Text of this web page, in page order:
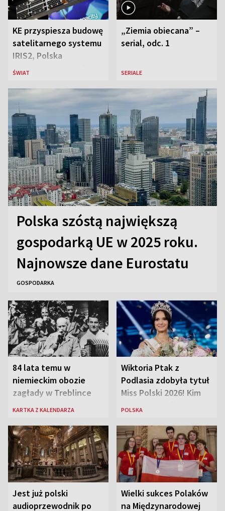
KE przyspiesza budowę
satelitarnego systemu
IRIS2, Polska
przeznaczy 656 mln
ŚWIAT
„Ziemia obiecana” –
serial, odc. 1
SERIALE
Polska szóstą największą
gospodarką UE w 2025 roku.
Najnowsze dane Eurostatu
GOSPODARKA
84 lata temu w
niemieckim obozie
zagłady w Treblince
zmarł Janusz Korczak
KARTKA Z KALENDARZA
Wiktoria Ptak z
Podlasia zdobyła tytuł
Miss Polski 2026! Kim
jest nowa królowa
POLSKA
Jest już polski
audioprzewodnik po
Wielki sukces Polaków
na Międzynarodowej